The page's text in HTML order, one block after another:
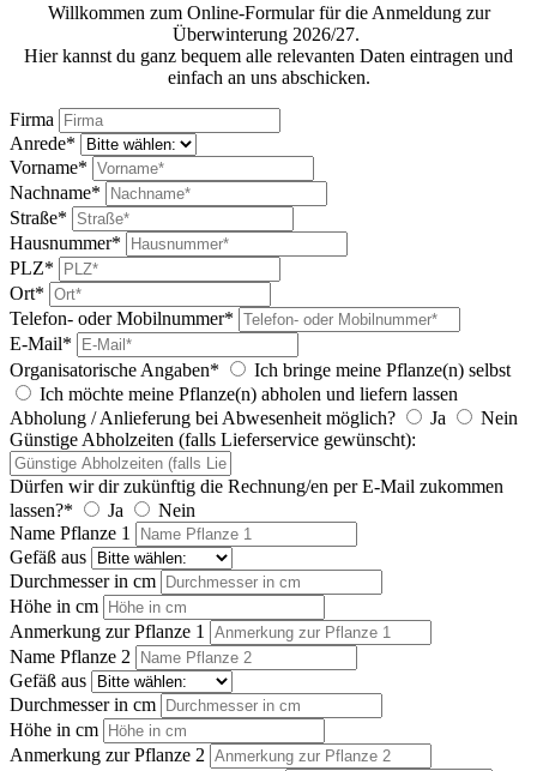
Willkommen zum Online-Formular für die Anmeldung zur
Überwinterung 2026/27.
Hier kannst du ganz bequem alle relevanten Daten eintragen und
einfach an uns abschicken.
Firma
Anrede*
Vorname*
Nachname*
Straße*
Hausnummer*
PLZ*
Ort*
Telefon- oder Mobilnummer*
E-Mail*
Organisatorische Angaben*
Ich bringe meine Pflanze(n) selbst
Ich möchte meine Pflanze(n) abholen und liefern lassen
Abholung / Anlieferung bei Abwesenheit möglich?
Ja
Nein
Günstige Abholzeiten (falls Lieferservice gewünscht):
Dürfen wir dir zukünftig die Rechnung/en per E-Mail zukommen
lassen?*
Ja
Nein
Name Pflanze 1
Gefäß aus
Durchmesser in cm
Höhe in cm
Anmerkung zur Pflanze 1
Name Pflanze 2
Gefäß aus
Durchmesser in cm
Höhe in cm
Anmerkung zur Pflanze 2